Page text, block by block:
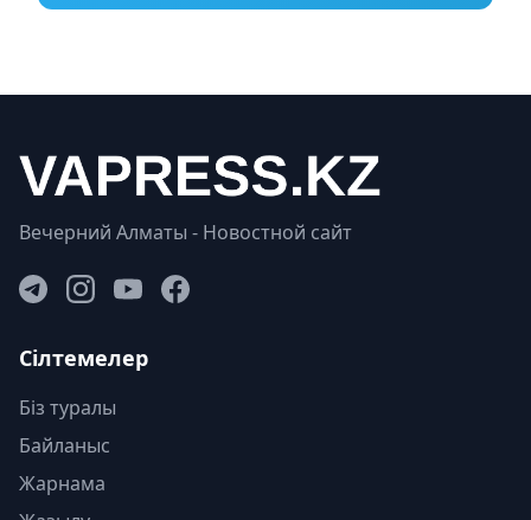
Вечерний Алматы - Новостной сайт
Сілтемелер
Біз туралы
Байланыс
Жарнама